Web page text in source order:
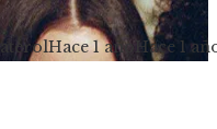
Hace 1 año Hace 1